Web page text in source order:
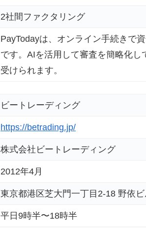
2社間ファクタリング
PayTodayは、オンライン手続きで
です。AIを活用して審査を簡略化
受けられます。
ビートレーディング
https://betrading.jp/
株式会社ビートレーディング
2012年4月
東京都港区芝大門一丁目2-18 野依
平日9時半〜18時半